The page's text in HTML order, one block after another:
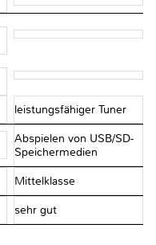
leistungsfähiger Tuner
Abspielen von USB/SD-
Speichermedien
Mittelklasse
sehr gut